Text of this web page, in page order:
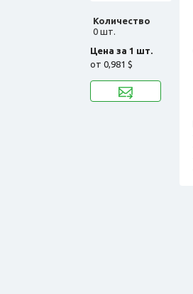
Количество
0 шт.
Цена за 1 шт.
от 0,981 $